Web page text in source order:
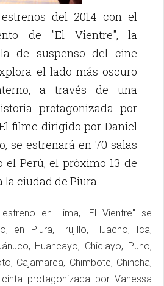
del 2014 con el
de "El Vientre", la
de suspenso del cine
el lado más oscuro
a través de una
protagonizada por
filme dirigido por Daniel
se estrenará en 70 salas
el Perú, el próximo 13 de
la ciudad de Piura.
en Lima, "El Vientre" se
en Piura, Trujillo, Huacho, Ica,
Huancayo, Chiclayo, Puno,
Cajamarca, Chimbote, Chincha,
protagonizada por Vanessa